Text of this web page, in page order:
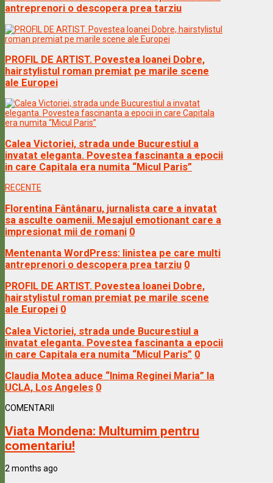
antreprenori o descopera prea tarziu
PROFIL DE ARTIST. Povestea Ioanei Dobre,
hairstylistul roman premiat pe marile scene
ale Europei
Calea Victoriei, strada unde Bucurestiul a
invatat eleganta. Povestea fascinanta a epocii
in care Capitala era numita “Micul Paris”
RECENTE
Florentina Fântânaru, jurnalista care a invatat
sa asculte oamenii. Mesajul emotionant care a
impresionat mii de romani 0
Mentenanta WordPress: linistea pe care multi
antreprenori o descopera prea tarziu 0
PROFIL DE ARTIST. Povestea Ioanei Dobre,
hairstylistul roman premiat pe marile scene
ale Europei 0
Calea Victoriei, strada unde Bucurestiul a
invatat eleganta. Povestea fascinanta a epocii
in care Capitala era numita “Micul Paris” 0
Claudia Motea aduce “Inima Reginei Maria” la
UCLA, Los Angeles 0
COMENTARII
Viata Mondena: Multumim pentru
comentariu!
2 months ago